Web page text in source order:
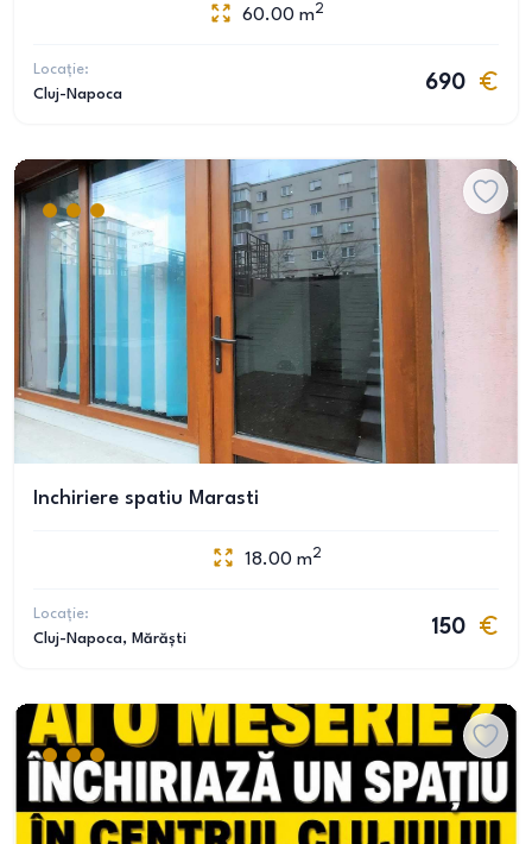
60.00 m2
Locație:
Cluj-Napoca
690
Inchiriere spatiu Marasti
18.00 m2
Locație:
Cluj-Napoca, Mărăști
150